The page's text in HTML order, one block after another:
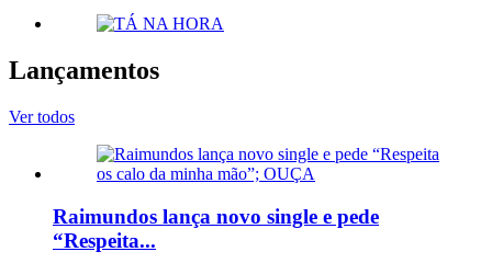
Lançamentos
Ver todos
Raimundos lança novo single e pede
“Respeita...